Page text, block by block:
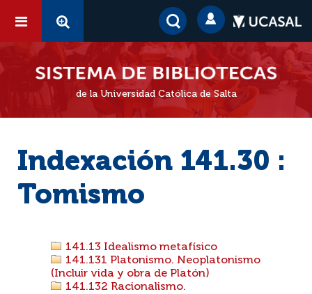
de la Universidad Católica de Salta
Indexación 141.30 :
Tomismo
141.13 Idealismo metafísico
141.131 Platonismo. Neoplatonismo
(Incluir vida y obra de Platón)
141.132 Racionalismo.